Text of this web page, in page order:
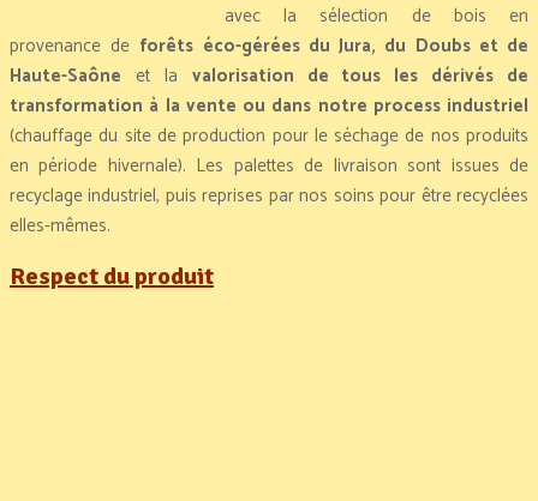
avec la sélection de bois en
provenance de forêts éco-gérées du Jura, du Doubs et de
Haute-Saône et la valorisation de tous les dérivés de
transformation à la vente ou dans notre process industriel
(chauffage du site de production pour le séchage de nos produits
en période hivernale). Les palettes de livraison sont issues de
recyclage industriel, puis reprises par nos soins pour être recyclées
elles-mêmes.
Respect du produit